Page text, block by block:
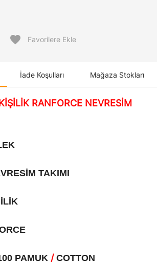
favorite Favorilere Ekle
İade Koşulları Mağaza Stokları
RANFORCE NEVRESİM
TAKIMI
PAMUK / COTTON